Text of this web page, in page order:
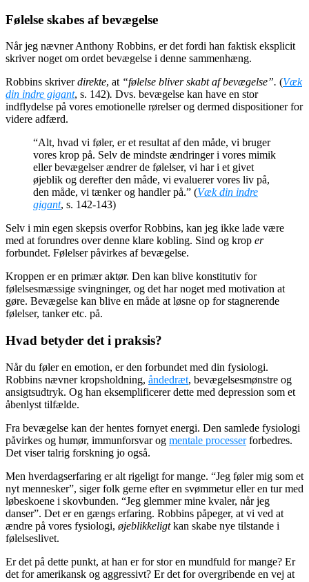
Følelse skabes af bevægelse
Når jeg nævner Anthony Robbins, er det fordi han faktisk eksplicit
skriver noget om ordet bevægelse i denne sammenhæng.
Robbins skriverdirekte, at“følelse bliver skabt af bevægelse”. (Væk
din indre gigant, s. 142). Dvs. bevægelse kan have en stor
indflydelse på vores emotionelle rørelser og dermed dispositioner for
videre adfærd.
“Alt, hvad vi føler, er et resultat af den måde, vi bruger
vores krop på. Selv de mindste ændringer i vores mimik
eller bevægelser ændrer de følelser, vi har i et givet
øjeblik og derefter den måde, vi evaluerer vores liv på,
den måde, vi tænker og handler på.” (Væk din indre
gigant, s. 142-143)
Selv i min egen skepsis overfor Robbins, kan jeg ikke lade være
med at forundres over denne klare kobling. Sind og krop er
forbundet. Følelser påvirkes af bevægelse.
Kroppen er en primær aktør. Den kan blive konstitutiv for
følelsesmæssige svingninger, og det har noget med motivation at
gøre. Bevægelse kan blive en måde at løsne op for stagnerende
følelser, tanker etc. på.
Hvad betyder det i praksis?
Når du føler en emotion, er den forbundet med din fysiologi.
Robbins nævner kropsholdning, åndedræt, bevægelsesmønstre og
ansigtsudtryk. Og han eksemplificerer dette med depression som et
åbenlyst tilfælde.
Fra bevægelse kan der hentes fornyet energi. Den samlede fysiologi
påvirkes og humør, immunforsvar og mentale processerforbedres.
Det viser talrig forskning jo også.
Men hverdagserfaring er alt rigeligt for mange. “Jeg føler mig som et
nyt mennesker”, siger folk gerne efter en svømmetur eller en tur med
løbeskoene i skovbunden. “Jeg glemmer mine kvaler, når jeg
danser”. Det er en gængs erfaring. Robbins påpeger, at vi ved at
ændre på vores fysiologi, øjeblikkeligtkan skabe nye tilstande i
følelseslivet.
Er det på dette punkt, at han er for stor en mundfuld for mange? Er
det for amerikansk og aggressivt? Er det for overgribende en vej at